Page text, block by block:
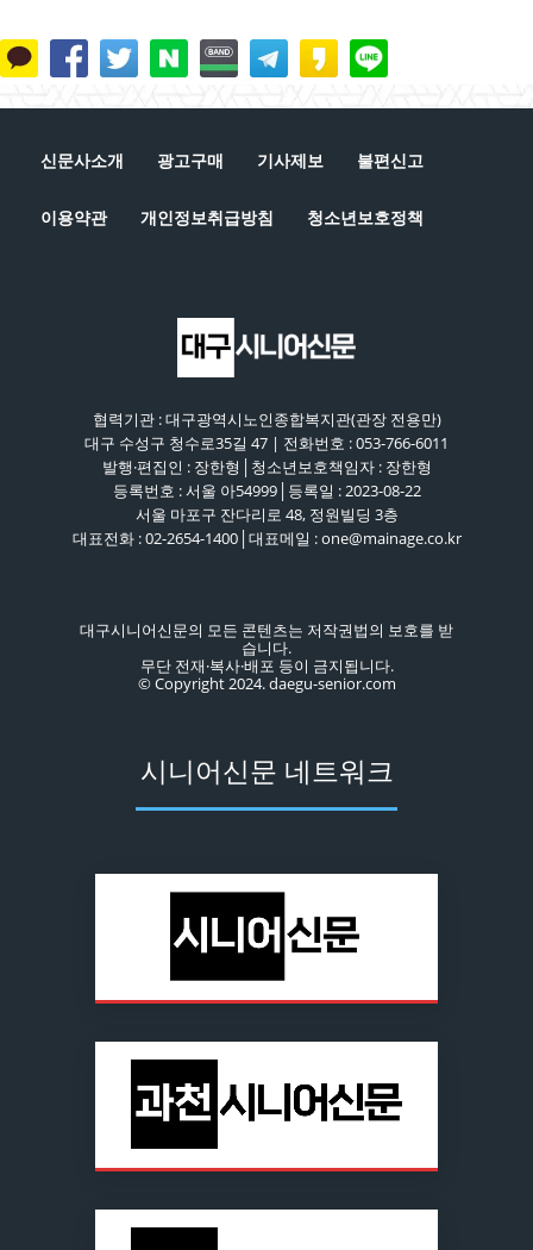
신문사소개 광고구매 기사제보 불편신고
이용약관 개인정보취급방침 청소년보호정책
협력기관 : 대구광역시노인종합복지관(관장 전용만)
대구 수성구 청수로35길 47 | 전화번호 : 053-766-6011
발행·편집인 : 장한형│청소년보호책임자 : 장한형
등록번호 : 서울 아54999│등록일 : 2023-08-22
서울 마포구 잔다리로 48, 정원빌딩 3층
대표전화 : 02-2654-1400│대표메일 : one@mainage.co.kr
대구시니어신문의 모든 콘텐츠는 저작권법의 보호를 받
습니다.
무단 전재·복사·배포 등이 금지됩니다.
© Copyright 2024. daegu-senior.com
시니어신문 네트워크